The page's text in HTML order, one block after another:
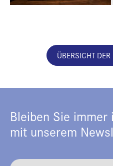
ÜBERSICHT DER
Bleiben Sie
mit unserem